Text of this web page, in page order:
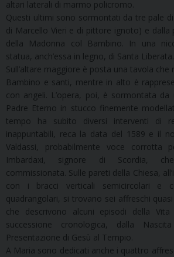
altari laterali di marmo policromo.
Questi ultimi sono sormontati da tre pale
di Marcello Vieri e di pittore ignoto) e dalla
della Madonna col Bambino. In una
statua, anch’essa in legno, di Santa Liberata.
Sull’altare maggiore è posta una tavola che
Bambino e santi, mentre in alto è
con angeli. L’opera, poi, è sormontata da
Padre Eterno in stucco finemente
tempo ha subito diversi interventi di
inappuntabili, reca la data del 1589 e il
Valdassi, probabilmente voce corrotta
Imbardaxi, signore di Scordia,
commissionata. Sulle pareti della Chiesa,
con i bracci verticali semicircolari e
quadrangolari, si trovano sei affreschi
che descrivono alcuni episodi della
successione cronologica, dalla
Presentazione di Gesù al Tempio.
A Maria sono dedicati anche i quattro